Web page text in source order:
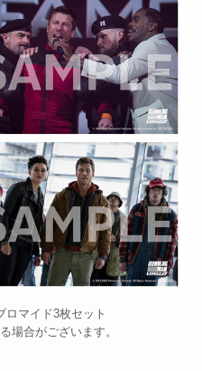
ロマイド3枚セット
場合がございます。